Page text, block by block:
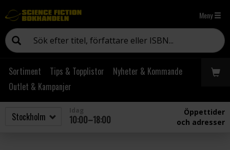
Meny
Sortiment Tips & Topplistor
Nyheter & Kommande
Outlet & Kampanjer
10:00–18:00
Öppettider
och adresser